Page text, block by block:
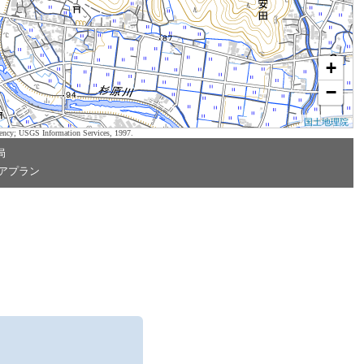
+
−
国土地理院
USGS Information Services, 1997.
プラン